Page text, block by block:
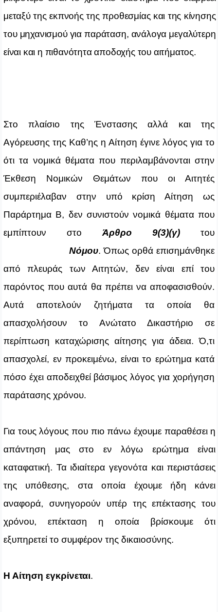
μεταξύ της εκπνοής της προθεσμίας και της κίνησης
του μηχανισμού για παράταση, ανάλογα μεγαλύτερη
είναι και η πιθανότητα αποδοχής του αιτήματος.
Στο πλαίσιο της Ένστασης αλλά και της
Αγόρευσης της Καθ’ης η Αίτηση έγινε λόγος για το
ότι τα νομικά θέματα που περιλαμβάνονται στην
Έκθεση Νομικών Θεμάτων που οι Αιτητές
συμπεριέλαβαν στην υπό κρίση Αίτηση ως
Παράρτημα Β, δεν συνιστούν νομικά θέματα που
εμπίπτουν στο Άρθρο 9(3)(γ) του
Νόμου. Όπως ορθά επισημάνθηκε
από πλευράς των Αιτητών, δεν είναι επί του
παρόντος που αυτά θα πρέπει να αποφασισθούν.
Αυτά αποτελούν ζητήματα τα οποία θα
απασχολήσουν το Ανώτατο Δικαστήριο σε
περίπτωση καταχώρισης αίτησης για άδεια. Ό,τι
απασχολεί, εν προκειμένω, είναι το ερώτημα κατά
πόσο έχει αποδειχθεί βάσιμος λόγος για χορήγηση
παράτασης χρόνου.
Για τους λόγους που πιο πάνω έχουμε παραθέσει η
απάντηση μας στο εν λόγω ερώτημα είναι
καταφατική. Τα ιδιαίτερα γεγονότα και περιστάσεις
της υπόθεσης, στα οποία έχουμε ήδη κάνει
αναφορά, συνηγορούν υπέρ της επέκτασης του
χρόνου, επέκταση η οποία βρίσκουμε ότι
εξυπηρετεί το συμφέρον της δικαιοσύνης.
Η Αίτηση εγκρίνεται.